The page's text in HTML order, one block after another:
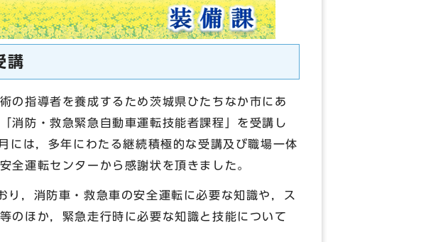
講
指導者を養成するため茨城県ひたちなか市にあ
防・救急緊急自動車運転技能者課程」を受講し
は，多年にわたる継続積極的な受講及び職場一体
安全運転センターから感謝状を頂きました。
，消防車・救急車の安全運転に必要な知識や，ス
のほか，緊急走行時に必要な知識と技能について